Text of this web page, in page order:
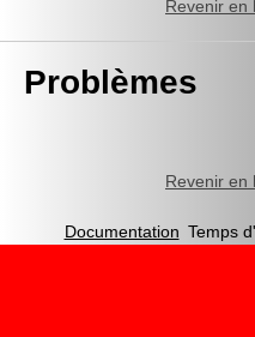
Revenir en
Problèmes
Revenir en
Documentation Temps